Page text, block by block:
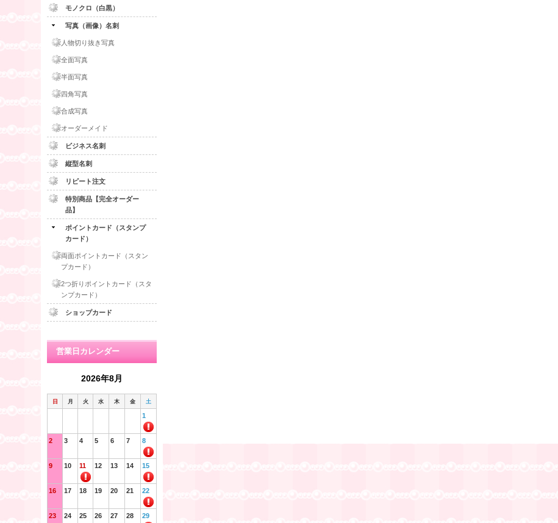
モノクロ（白黒）
写真（画像）名刺
人物切り抜き写真
全面写真
半面写真
四角写真
合成写真
オーダーメイド
ビジネス名刺
縦型名刺
リピート注文
特別商品【完全オーダー
品】
ポイントカード（スタンプ
カード）
両面ポイントカード（スタン
プカード）
2つ折りポイントカード（スタ
ンプカード）
ショップカード
営業日カレンダー
2026年8月
日 月 火 水 木 金 土
1
2 3 4 5 6 7 8
9 10 11 12 13 14 15
16 17 18 19 20 21 22
23 24 25 26 27 28 29